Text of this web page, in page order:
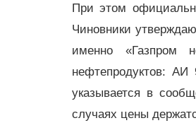
При этом
Чиновники
именно «Газпром
нефтепродуктов:
указывается в
случаях цены